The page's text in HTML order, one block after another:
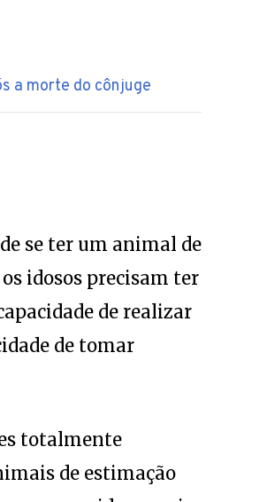
a morte do cônjuge
se ter um animal de
idosos precisam ter
de realizar
de tomar
totalmente
de estimação